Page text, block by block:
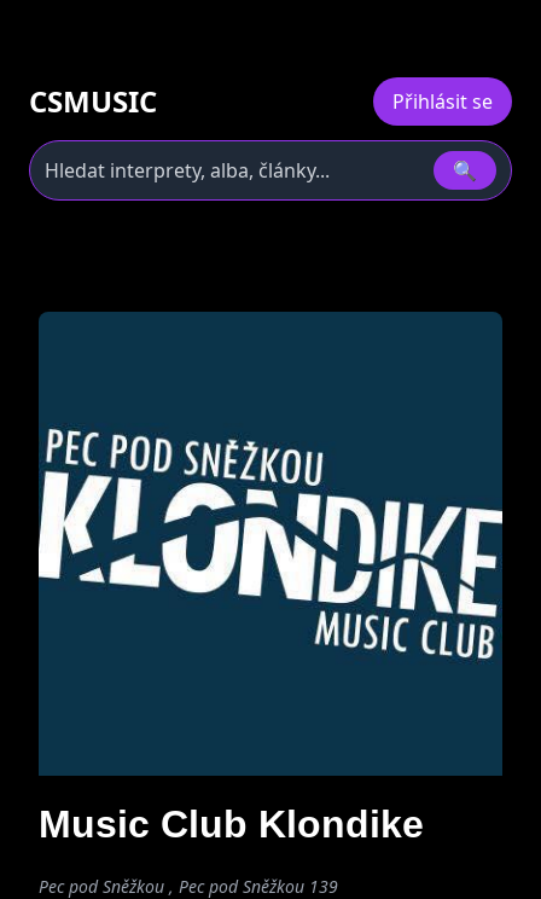
CSMUSIC Přihlásit se
🔍
Music Club Klondike
Pec pod Sněžkou , Pec pod Sněžkou 139